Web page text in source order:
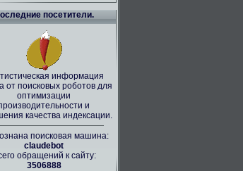
посетители.
информация
от поисковых роботов для
оптимизации
и
качества индексации.
поисковая машина:
claudebot
обращений к сайту:
3506888